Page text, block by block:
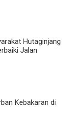
Hutaginjang
Jalan
Kebakaran di